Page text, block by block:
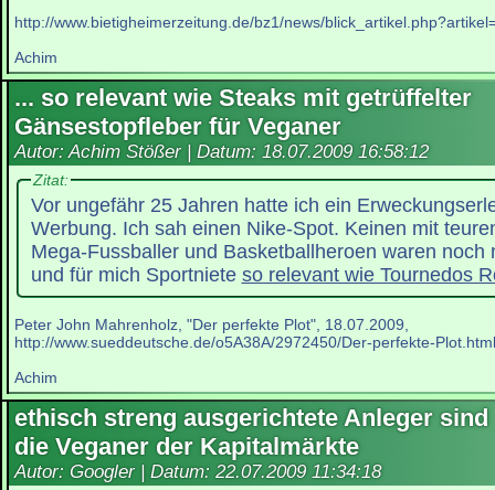
http://www.bietigheimerzeitung.de/bz1/news/
Achim
... so relevant wie Steaks mit getrüffelter
Gänsestopfleber für Veganer
Autor: Achim Stößer | Datum: 18.07.2009 16:58:12
Zitat:
Vor ungefähr 25 Jahren hatte ich ein
Werbung. Ich sah einen Nike-Spot. Keinen mit
Mega-Fussballer und Basketballheroen waren noch
und für mich Sportniete so relevant wie Tournedos
Peter John Mahrenholz, "Der perfekte Plot", 18.07.2009,
http://www.sueddeutsche.de/o5A38A/2972450/Der-perfekte-Plot.html
Achim
ethisch streng ausgerichtete Anleger sind
die Veganer der Kapitalmärkte
Autor: Googler | Datum: 22.07.2009 11:34:18